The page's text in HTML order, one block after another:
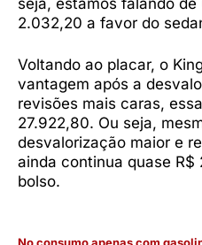
2.032,20 a favor do
Voltando ao placar, o
vantagem após a
revisões mais caras,
27.922,80. Ou seja,
desvalorização maior e
ainda continua quase
bolso.